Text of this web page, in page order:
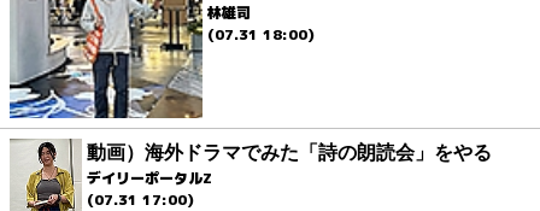
林雄司
(07.31 18:00)
動画）海外ドラマでみた「詩の朗読会」をやる
デイリーポータルZ
(07.31 17:00)